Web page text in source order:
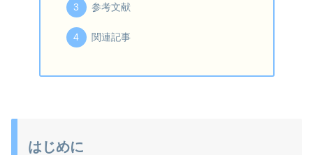
参考文献
関連記事
はじめに